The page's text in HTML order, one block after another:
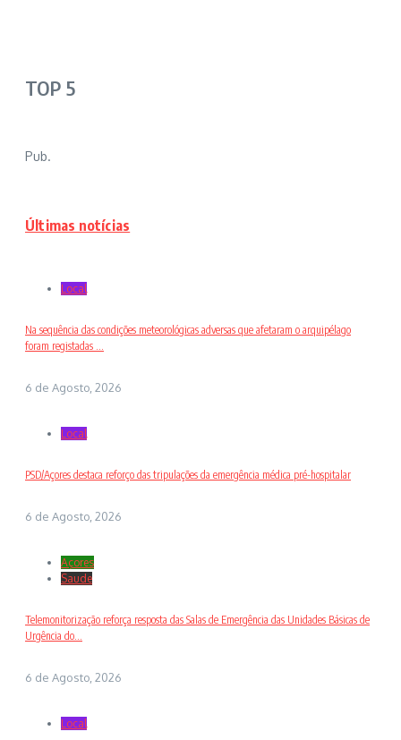
TOP 5
Pub.
Últimas notícias
Local
Na sequência das condições meteorológicas adversas que afetaram o arquipélago
foram registadas ...
6 de Agosto, 2026
Local
PSD/Açores destaca reforço das tripulações da emergência médica pré-hospitalar
6 de Agosto, 2026
Açores
Saude
Telemonitorização reforça resposta das Salas de Emergência das Unidades Básicas de
Urgência do...
6 de Agosto, 2026
Local